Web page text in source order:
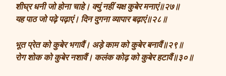
शीघ्र धनी जो होना चाहे। क्युं नहीं यक्ष कुबेर मनाएं॥२७॥
यह पाठ जो पढ़े पढ़ाएं। दिन दुगना व्यापार बढ़ाएं॥२८॥
भूत प्रेत को कुबेर भगावैं। अड़े काम को कुबेर बनावैं॥२९॥
रोग शोक को कुबेर नशावैं। कलंक कोढ़ को कुबेर हटावैं॥३०॥